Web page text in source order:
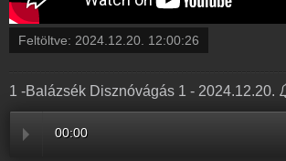
Feltöltve: 2024.12.20. 12:00:26
1 -Balázsék Disznóvágás 1 - 2024.12.20.
00:00